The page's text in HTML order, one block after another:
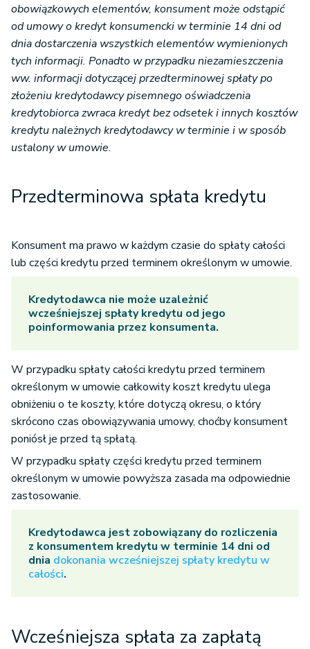
obowiązkowych elementów, konsument może odstąpić
od umowy o kredyt konsumencki w terminie 14 dni od
dnia dostarczenia wszystkich elementów wymienionych
tych informacji. Ponadto w przypadku niezamieszczenia
ww. informacji dotyczącej przedterminowej spłaty po
złożeniu kredytodawcy pisemnego oświadczenia
kredytobiorca zwraca kredyt bez odsetek i innych kosztów
kredytu należnych kredytodawcy w terminie i w sposób
ustalony w umowie.
Przedterminowa spłata kredytu
Konsument ma prawo w każdym czasie do spłaty całości
lub części kredytu przed terminem określonym w umowie.
Kredytodawca nie może uzależnić
wcześniejszej spłaty kredytu od jego
poinformowania przez konsumenta.
W przypadku spłaty całości kredytu przed terminem
określonym w umowie całkowity koszt kredytu ulega
obniżeniu o te koszty, które dotyczą okresu, o który
skrócono czas obowiązywania umowy, choćby konsument
poniósł je przed tą spłatą.
W przypadku spłaty części kredytu przed terminem
określonym w umowie powyższa zasada ma odpowiednie
zastosowanie.
Kredytodawca jest zobowiązany do rozliczenia
z konsumentem kredytu w terminie 14 dni od
dnia dokonania wcześniejszej spłaty kredytu w
całości.
Wcześniejsza spłata za zapłatą